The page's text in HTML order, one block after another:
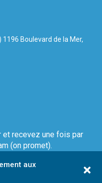
aux
Boulevard de la Mer,
recevez une fois par
(on promet).